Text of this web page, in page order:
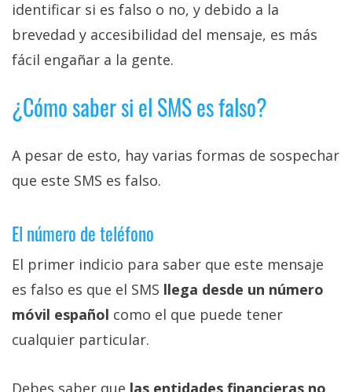
identificar si es falso o no, y debido a la
brevedad y accesibilidad del mensaje, es más
fácil engañar a la gente.
¿Cómo saber si el SMS es falso?
A pesar de esto, hay varias formas de sospechar
que este SMS es falso.
El número de teléfono
El primer indicio para saber que este mensaje
es falso es que el SMS llega desde un número
móvil español como el que puede tener
cualquier particular.